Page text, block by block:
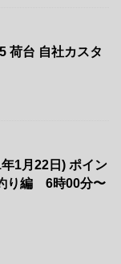
荷台 自社カスタ
1月22日) ポイン
り編 6時00分〜